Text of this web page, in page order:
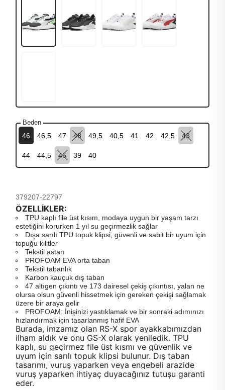
Beden
46 46,5 47 48 49,5 40,5 41 42 42,5 43
44 44,5 45 39 40
379207-22797
ÖZELLİKLER:
TPU kaplı file üst kısım, modaya uygun bir yaşam tarzı
estetiğini korurken 1 yıl su geçirmezlik sağlar
Dışa sarılı TPU topuk klipsi, güvenli ve sabit bir uyum için
topuğu kilitler
Tekstil astarı
PROFOAM EVA orta taban
Tekstil tabanlık
Karbon kauçuk dış taban
47 altıgen çıkıntı ve 173 dairesel çekiş çıkıntısı, yalan ne
olursa olsun güvenli hissetmek için gereken çekişi sağlamak
üzere bir araya gelir
PROFOAM: İnişinizi yastıklamak ve bir sonraki adımınızı
hızlandırmak için tasarlanmış hafif EVA
Burada, imzamız olan RS-X spor ayakkabımızdan
ilham aldık ve onu GS-X olarak yeniledik. TPU
kaplı, su geçirmez file üst kısmı ve güvenlik ve
uyum için sarılı topuk klipsi bulunur. Dış taban
tasarımı, vuruş yaparken veya engebeli arazide
vuruş yaparken ihtiyaç duyacağınız tutuşu garanti
eder.